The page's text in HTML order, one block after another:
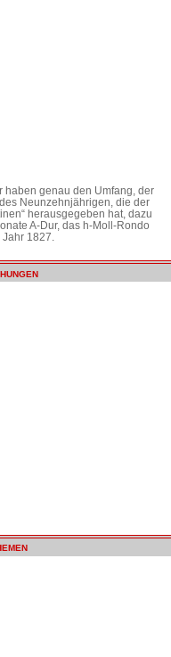
haben genau den Umfang, der
Neunzehnjährigen, die der
herausgegeben hat, dazu
A-Dur, das h-Moll-Rondo
1827.